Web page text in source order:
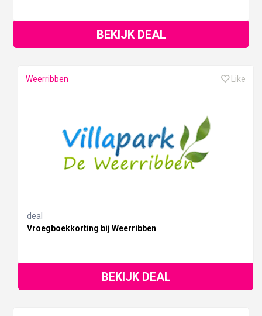
BEKIJK DEAL
Weerribben Like
deal
Vroegboekkorting bij Weerribben
BEKIJK DEAL